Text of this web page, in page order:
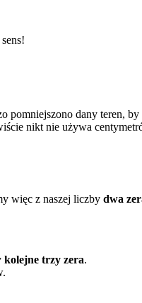
pomniejszono dany teren,
nikt nie używa
więc z naszej liczby dwa
kolejne trzy zera.